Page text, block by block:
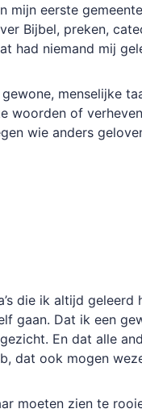
mijn eerste
Bijbel, preken,
had niemand mij
menselijke
woorden of verheven
wie anders
die ik altijd geleerd
gaan. Dat ik een
En dat alle
dat ook mogen
moeten zien te